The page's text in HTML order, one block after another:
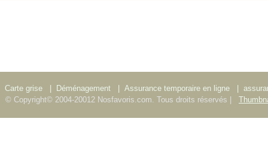
Carte grise Déménagement Assurance temporaire en ligne
© Copyright© 2004-20012 Nosfavoris.com. Tous droits réservés |